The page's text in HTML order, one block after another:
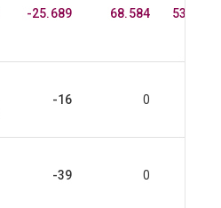
-25.689 68.584 53.754
-16 0
-39 0